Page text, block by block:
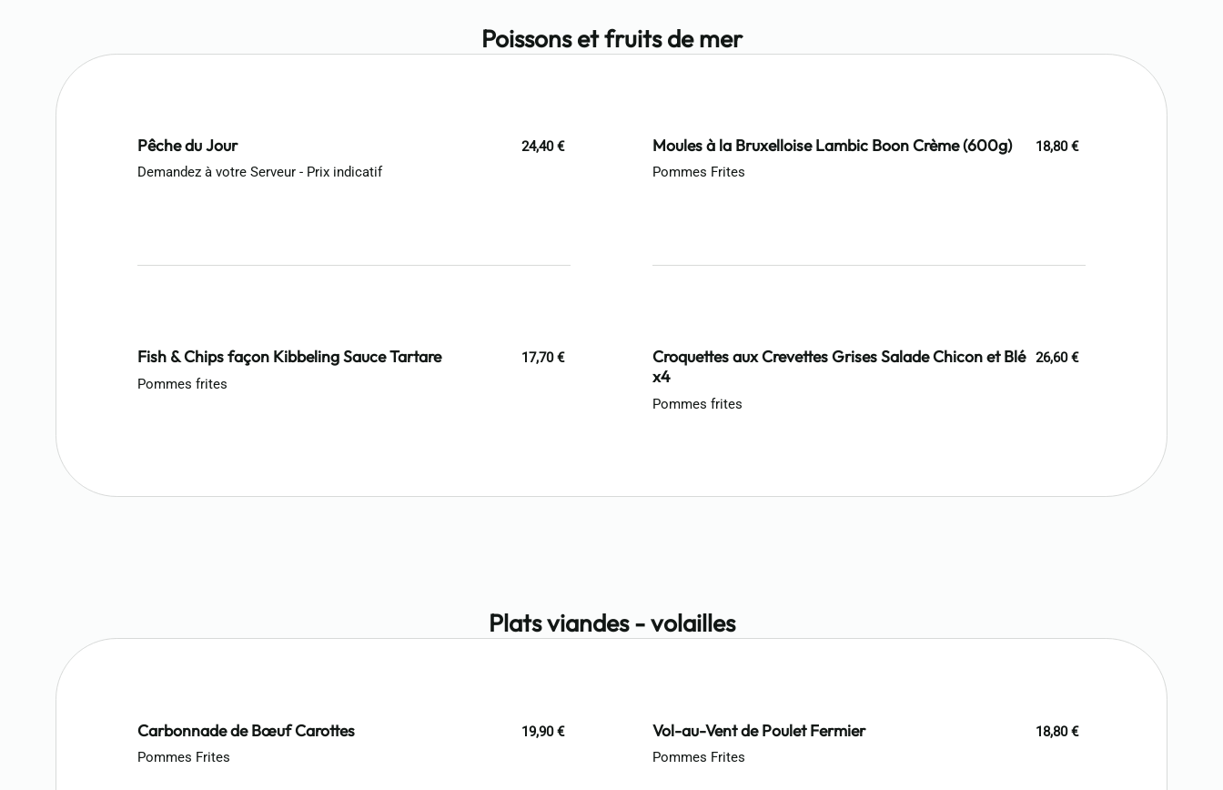
Poissons et fruits de mer
Pêche du Jour
Demandez à votre Serveur - Prix indicatif
24,40 € Moules à la Bruxelloise Lambic Boon Crème (600g)
Pommes Frites
18,80 €
Fish & Chips façon Kibbeling Sauce Tartare
Pommes frites
17,70 €
Croquettes aux Crevettes Grises Salade Chicon et Blé
x4
Pommes frites
26,60 €
Plats viandes - volailles
Carbonnade de Bœuf Carottes
Pommes Frites
19,90 € Vol-au-Vent de Poulet Fermier
Pommes Frites
18,80 €